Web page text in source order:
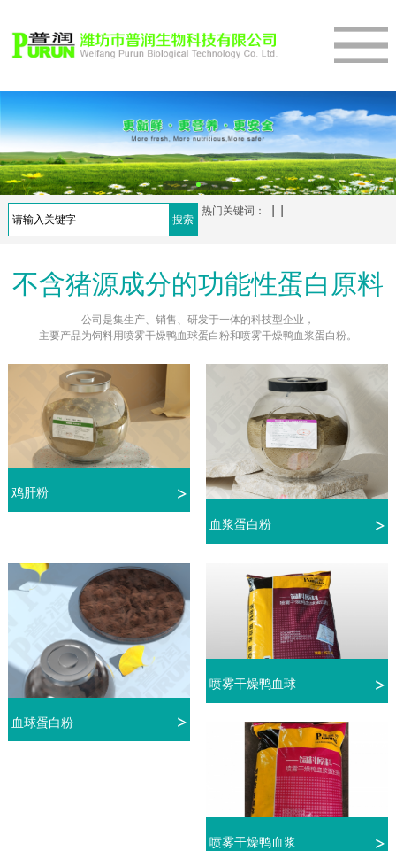
热门关键词：
不含猪源成分的功能性蛋白原料
公司是集生产、销售、研发于一体的科技型企业，
主要产品为饲料用喷雾干燥鸭血球蛋白粉和喷雾干燥鸭血浆蛋白粉。
鸡肝粉
血浆蛋白粉
血球蛋白粉
喷雾干燥鸭血球
喷雾干燥鸭血浆